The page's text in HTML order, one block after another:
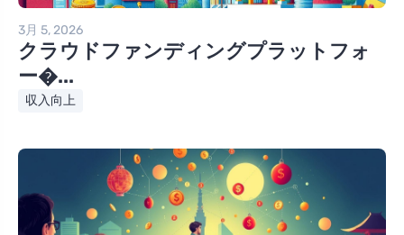
3月 5, 2026
クラウドファンディングプラットフォ
ー�...
収入向上